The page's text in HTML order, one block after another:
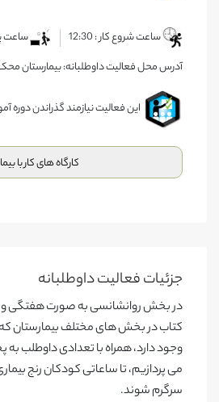
ساعت شروع کار : 12:30
ساعت
آدرس محل فعالیت داوطلبانه: بیمارستان
این فعالیت نیازمند گذراندن دوره
کارگاه های کار با
جزئیات فعالیت‌ داوطلبانه
در بخش روانشانسی به صورت هفتگی و
کتاب در بخش های مختلف بیمارستان که
وجود دارد، همراه با تعدادی داوطلب
می پردازیم، تا ساعاتی کودکان رنج
سرگرم شوند.